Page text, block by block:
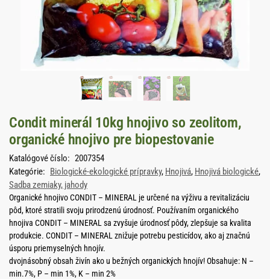
Condit minerál 10kg hnojivo so zeolitom,
organické hnojivo pre biopestovanie
Katalógové číslo: 2007354
Kategórie: Biologické-ekologické prípravky, Hnojivá, Hnojivá biologické,
Sadba zemiaky, jahody
Organické hnojivo CONDIT – MINERAL je určené na výživu a revitalizáciu
pôd, ktoré stratili svoju prirodzenú úrodnosť. Používaním organického
hnojiva CONDIT – MINERAL sa zvyšuje úrodnosť pôdy, zlepšuje sa kvalita
produkcie. CONDIT – MINERAL znižuje potrebu pesticídov, ako aj značnú
úsporu priemyselných hnojív.
dvojnásobný obsah živín ako u bežných organických hnojív! Obsahuje: N –
min.7%, P – min 1%, K – min 2%